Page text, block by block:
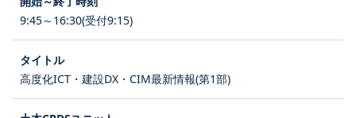
9:45～16:30(受付9:15)
高度化ICT・建設DX・CIM最新情報(第1部)